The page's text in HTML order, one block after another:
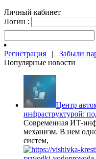
Личный кабинет
Логин :
Регистрация | Забыли
Популярные новости
Центр
инфраструктурой:
Современная ИТ-
механизм. В нем
систем,